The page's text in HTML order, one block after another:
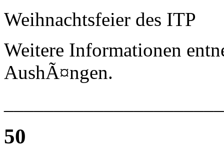
Weihnachtsfeier des ITP
Weitere Informationen
AushÃ¤ngen.
50